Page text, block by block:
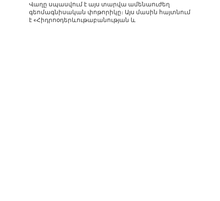
Վաղը սպասվում է այս տարվա ամենաուժեղ
գեոմագնիսական փոթորիկը։ Այս մասին հայտնում
է «Հիդրոօդերևութաբանության և